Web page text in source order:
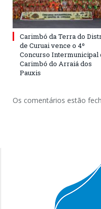
Carimbó da Terra do
de Curuai vence o 4º
Concurso Intermunicipal
Carimbó do Arraiá dos
Pauxis
Os comentários estão